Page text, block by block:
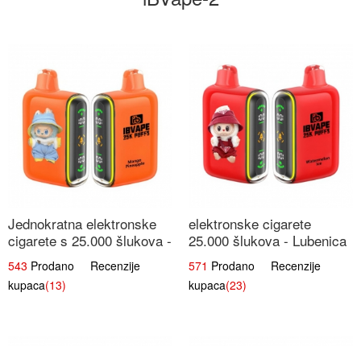
Jednokratna elektronske
cigarete s 25.000 šlukova -
Mango & Ananas |
Egzotična Voćna
Mješavina
543 Prodano Recenzije
kupaca(13)
elektronske cigarete
25.000 šlukova - Lubenica
Led | Osježavajući Ljetni
Okus
571 Prodano Recenzije
kupaca(23)